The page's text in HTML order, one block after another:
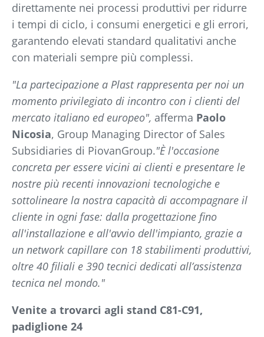
direttamente nei processi produttivi per ridurre
i tempi di ciclo, i consumi energetici e gli errori,
garantendo elevati standard qualitativi anche
con materiali sempre più complessi.
"La partecipazione a Plast rappresenta per noi un
momento privilegiato di incontro con i clienti del
mercato italiano ed europeo", afferma Paolo
Nicosia, Group Managing Director of Sales
Subsidiaries di PiovanGroup."È l'occasione
concreta per essere vicini ai clienti e presentare le
nostre più recenti innovazioni tecnologiche e
sottolineare la nostra capacità di accompagnare il
cliente in ogni fase: dalla progettazione fino
all'installazione e all'avvio dell'impianto, grazie a
un network capillare con 18 stabilimenti produttivi,
oltre 40 filiali e 390 tecnici dedicati all’assistenza
tecnica nel mondo."
Venite a trovarci agli stand C81-C91,
padiglione 24